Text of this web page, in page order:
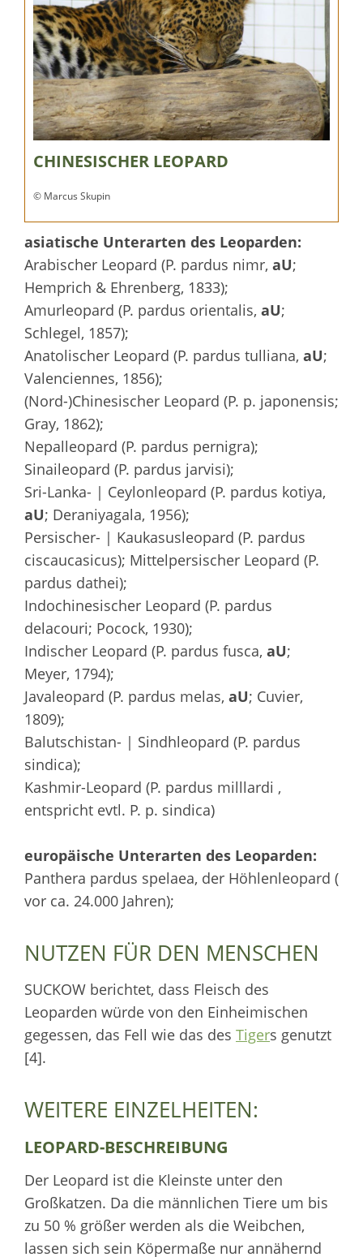
CHINESISCHER LEOPARD
© Marcus Skupin
asiatische Unterarten des Leoparden:
Arabischer Leopard (P. pardus nimr, aU;
Hemprich & Ehrenberg, 1833);
Amurleopard (P. pardus orientalis, aU;
Schlegel, 1857);
Anatolischer Leopard (P. pardus tulliana, aU;
Valenciennes, 1856);
(Nord-)Chinesischer Leopard (P. p. japonensis;
Gray, 1862);
Nepalleopard (P. pardus pernigra);
Sinaileopard (P. pardus jarvisi);
Sri-Lanka- | Ceylonleopard (P. pardus kotiya,
aU; Deraniyagala, 1956);
Persischer- | Kaukasusleopard (P. pardus
ciscaucasicus); Mittelpersischer Leopard (P.
pardus dathei);
Indochinesischer Leopard (P. pardus
delacouri; Pocock, 1930);
Indischer Leopard (P. pardus fusca, aU;
Meyer, 1794);
Javaleopard (P. pardus melas, aU; Cuvier,
1809);
Balutschistan- | Sindhleopard (P. pardus
sindica);
Kashmir-Leopard (P. pardus milllardi ,
entspricht evtl. P. p. sindica)
europäische Unterarten des Leoparden:
Panthera pardus spelaea, der Höhlenleopard (
vor ca. 24.000 Jahren);
NUTZEN FÜR DEN MENSCHEN
SUCKOW berichtet, dass Fleisch des
Leoparden würde von den Einheimischen
gegessen, das Fell wie das des Tigers genutzt
[4].
WEITERE EINZELHEITEN:
LEOPARD-BESCHREIBUNG
Der Leopard ist die Kleinste unter den
Großkatzen. Da die männlichen Tiere um bis
zu 50 % größer werden als die Weibchen,
lassen sich sein Köpermaße nur annähernd